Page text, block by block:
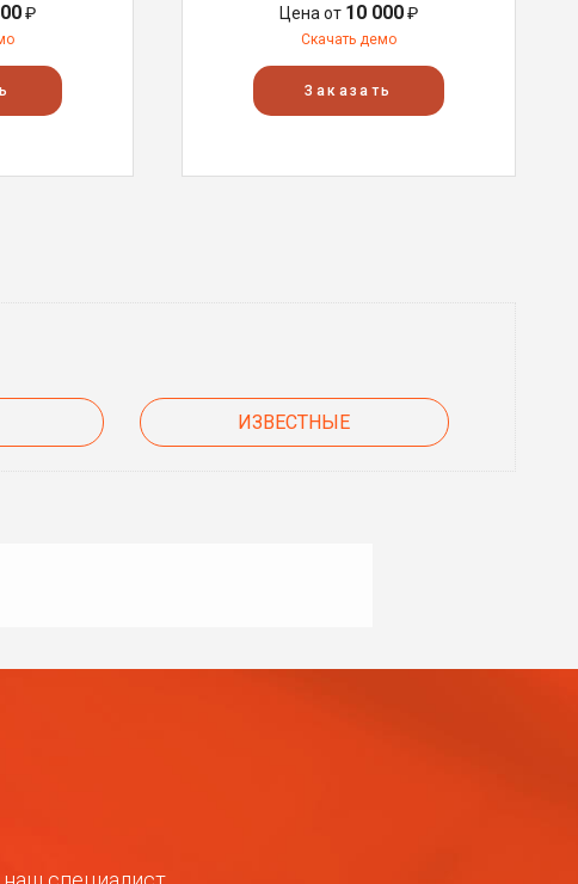
₽
Цена от 10 000₽
Скачать демо
Заказать
ИЗВЕСТНЫЕ